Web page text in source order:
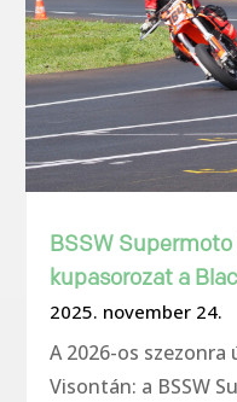
BSSW
kupasorozat a
2025. november 24.
A 2026-os
Visontán: a BSSW